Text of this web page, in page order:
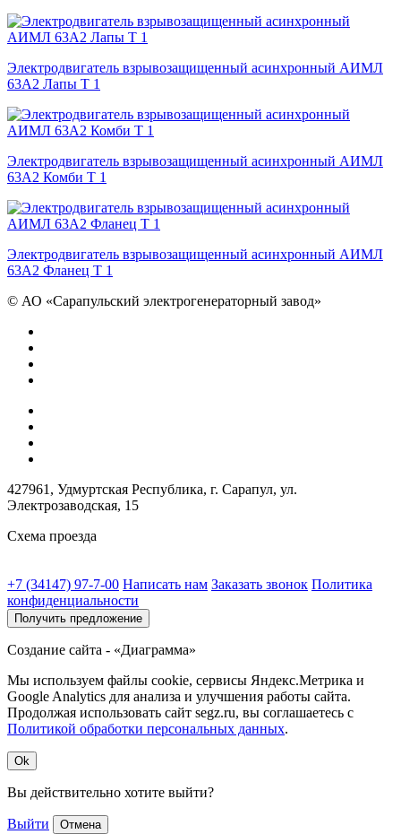
Электродвигатель взрывозащищенный асинхронный АИМЛ
63А2 Лапы Т 1
Электродвигатель взрывозащищенный асинхронный АИМЛ
63А2 Комби Т 1
Электродвигатель взрывозащищенный асинхронный АИМЛ
63А2 Фланец Т 1
© АО «Сарапульский электрогенераторный завод»
427961, Удмуртская Республика, г. Сарапул, ул.
Электрозаводская, 15
Схема проезда
+7 (34147) 97-7-00 Написать нам Заказать звонок Политика
конфиденциальности
Получить предложение
Создание сайта - «Диаграмма»
Мы используем файлы cookie, сервисы Яндекс.Метрика и
Google Analytics для анализа и улучшения работы сайта.
Продолжая использовать сайт segz.ru, вы соглашаетесь с
Политикой обработки персональных данных.
Ok
Вы действительно хотите выйти?
Выйти Отмена